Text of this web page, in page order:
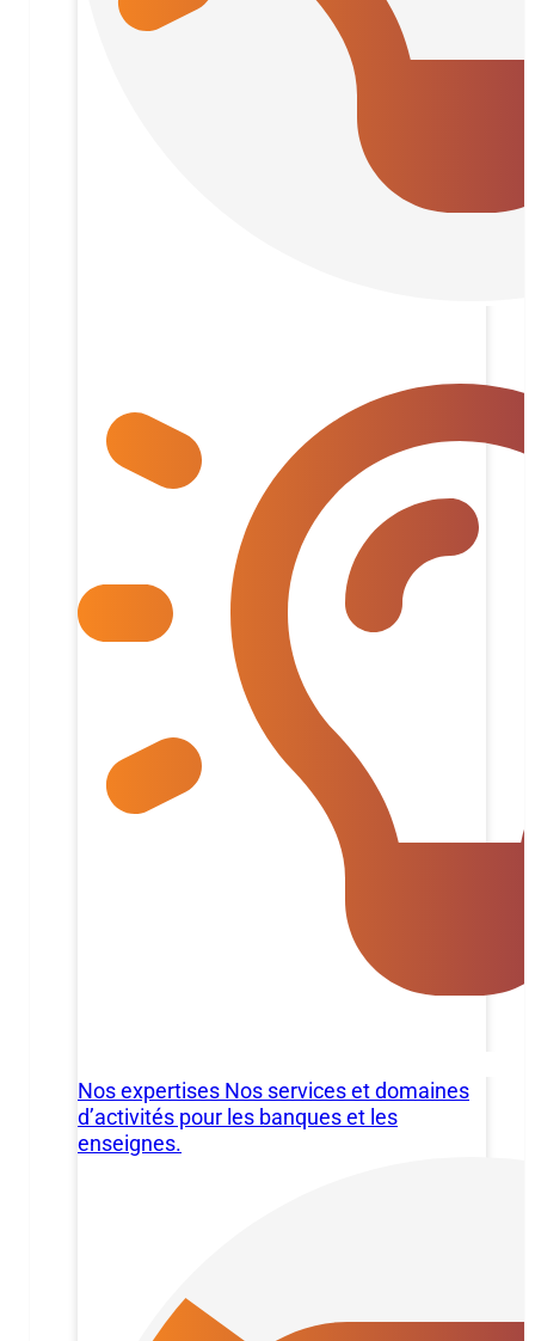
Nos expertises Nos services et domaines
d’activités pour les banques et les
enseignes.